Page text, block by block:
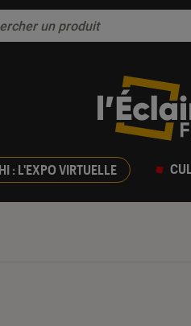
: L'EXPO VIRTUELLE